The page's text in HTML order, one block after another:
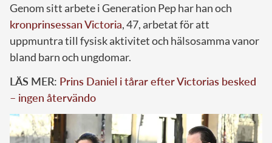
Genom sitt arbete i Generation Pep har han och
kronprinsessan Victoria, 47, arbetat för att
uppmuntra till fysisk aktivitet och hälsosamma vanor
bland barn och ungdomar.
LÄS MER: Prins Daniel i tårar efter Victorias besked
– ingen återvändo